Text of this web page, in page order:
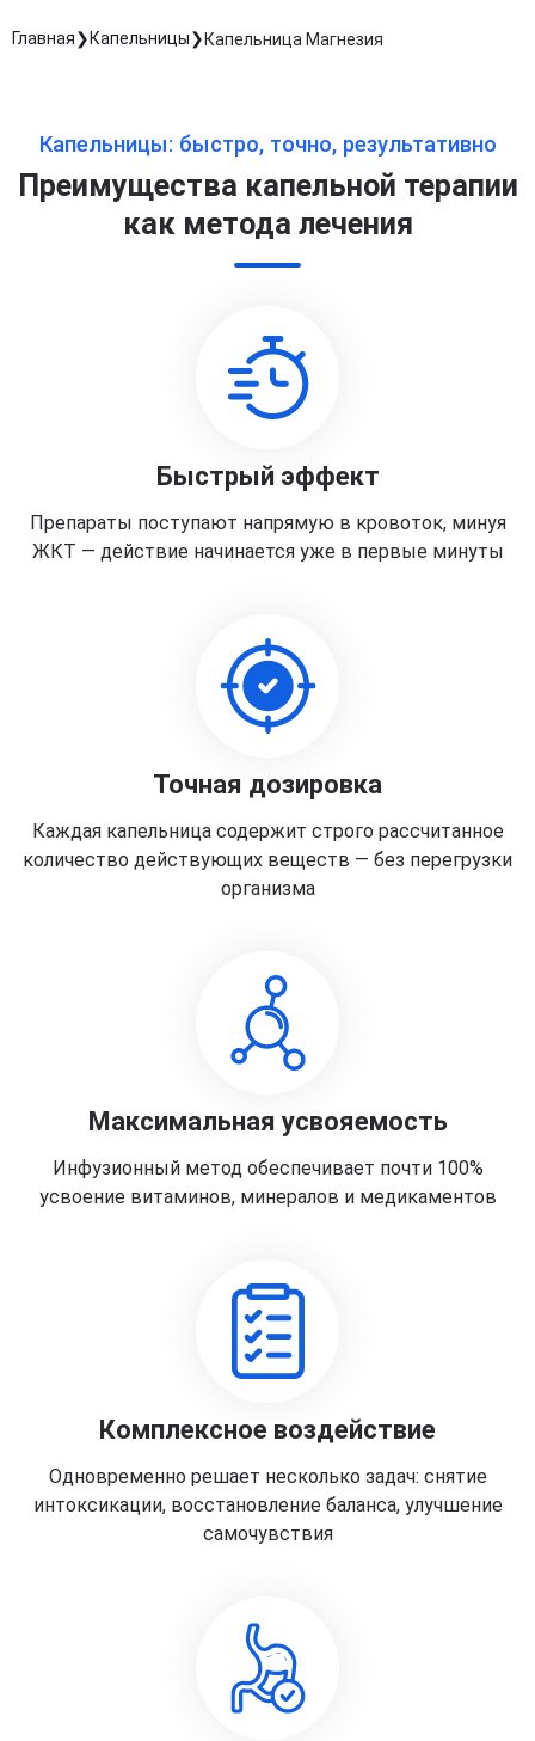
Главная Капельницы Капельница Магнезия
Капельницы: быстро, точно, результативно
Преимущества капельной терапии
как метода лечения
Быстрый эффект
Препараты поступают напрямую в кровоток, минуя
ЖКТ — действие начинается уже в первые минуты
Точная дозировка
Каждая капельница содержит строго рассчитанное
количество действующих веществ — без перегрузки
организма
Максимальная усвояемость
Инфузионный метод обеспечивает почти 100%
усвоение витаминов, минералов и медикаментов
Комплексное воздействие
Одновременно решает несколько задач: снятие
интоксикации, восстановление баланса, улучшение
самочувствия